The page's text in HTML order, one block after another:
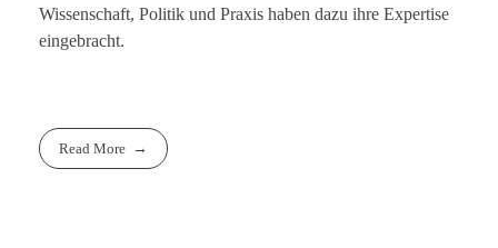
Wissenschaft, Politik und Praxis haben dazu ihre Expertise
eingebracht.
Read More